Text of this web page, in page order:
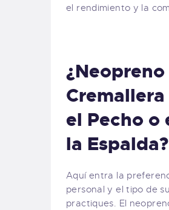
el rendimiento y la
Cremallera
el Pecho o
la Espalda?
Aquí entra la
personal y el tipo de
practiques. El